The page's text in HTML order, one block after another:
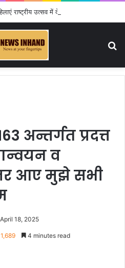
अन्तर्गत प्रदत्त
व
आए मुझे सभी
April 18, 2025
1,689 4 minutes read